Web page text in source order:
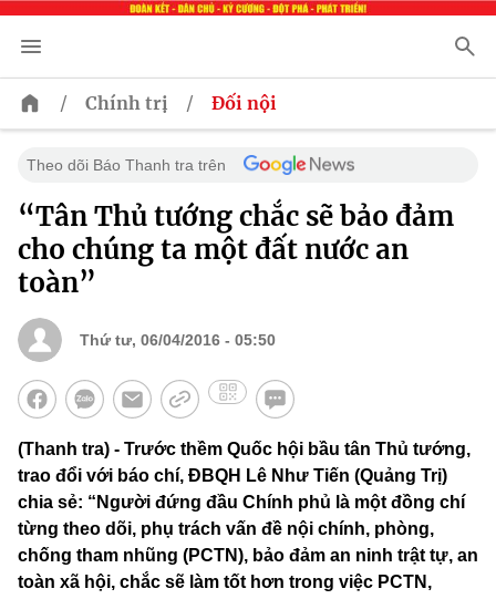
/ Chính trị / Đối nội
Theo dõi Báo Thanh tra trên
“Tân Thủ tướng chắc sẽ bảo đảm
cho chúng ta một đất nước an
toàn”
Thứ tư, 06/04/2016 - 05:50
(Thanh tra) - Trước thềm Quốc hội bầu tân Thủ tướng,
trao đổi với báo chí, ĐBQH Lê Như Tiến (Quảng Trị)
chia sẻ: “Người đứng đầu Chính phủ là một đồng chí
từng theo dõi, phụ trách vấn đề nội chính, phòng,
chống tham nhũng (PCTN), bảo đảm an ninh trật tự, an
toàn xã hội, chắc sẽ làm tốt hơn trong việc PCTN,